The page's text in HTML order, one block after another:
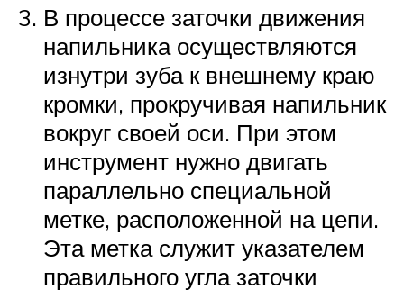
В процессе заточки движения
напильника осуществляются
изнутри зуба к внешнему краю
кромки, прокручивая напильник
вокруг своей оси. При этом
инструмент нужно двигать
параллельно специальной
метке, расположенной на цепи.
Эта метка служит указателем
правильного угла заточки